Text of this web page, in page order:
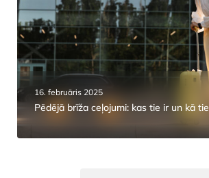
16. februāris 2025
Pēdējā brīža ceļojumi: kas tie ir un kā